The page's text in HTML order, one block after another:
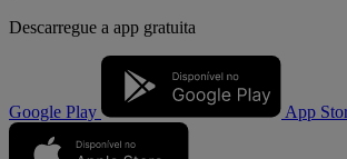
Descarregue a app gratuita
Google Play App